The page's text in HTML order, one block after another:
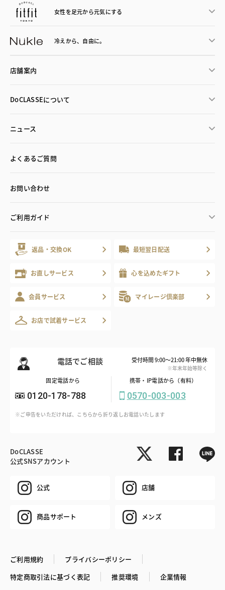
女性を足元から元気にする
冷えから、 自由に。
店舗案内
DoCLASSEについて
ニュース
よくあるご質問
お問い合わせ
ご利用ガイド
返品・交換OK 最短翌日配送
お直しサービス 心を込めたギフト
会員サービス マイレージ倶楽部
お店で試着サービス
電話でご相談 受付時間 9:00～21:00 年中無休
※年末年始等除く
固定電話から
0120-178-788
携帯・IP電話から（有料）
0570-003-003
※ご申告をいただければ、こちらから折り返しお電話いたします
DoCLASSE
公式SNSアカウント
公式 店舗
商品サポート メンズ
ご利用規約
プライバシーポリシー
特定商取引法に基づく表記
推奨環境 企業情報